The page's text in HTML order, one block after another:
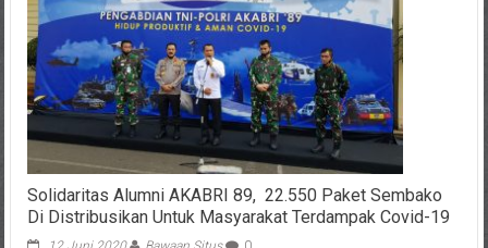
Solidaritas Alumni AKABRI 89, 22.550 Paket Sembako
Di Distribusikan Untuk Masyarakat Terdampak Covid-19